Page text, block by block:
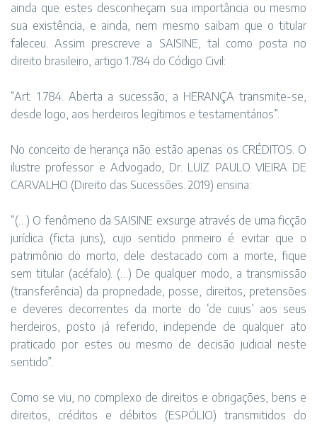
ainda que estes desconheçam sua importância ou mesmo
sua existência, e ainda, nem mesmo saibam que o titular
faleceu. Assim prescreve a SAISINE, tal como posta no
direito brasileiro, artigo 1.784 do Código Civil:
“Art. 1.784. Aberta a sucessão, a HERANÇA transmite-se,
desde logo, aos herdeiros legítimos e testamentários”.⁣
No conceito de herança não estão apenas os CRÉDITOS. O
ilustre professor e Advogado, Dr. LUIZ PAULO VIEIRA DE
CARVALHO (Direito das Sucessões. 2019) ensina:
“(…) O fenômeno da SAISINE exsurge através de uma ficção
jurídica (ficta juris), cujo sentido primeiro é evitar que o
patrimônio do morto, dele destacado com a morte, fique
sem titular (acéfalo). (…) De qualquer modo, a transmissão
(transferência) da propriedade, posse, direitos, pretensões
e deveres decorrentes da morte do ‘de cuius’ aos seus
herdeiros, posto já referido, independe de qualquer ato
praticado por estes ou mesmo de decisão judicial neste
sentido”.
Como se viu, no complexo de direitos e obrigações, bens e
direitos, créditos e débitos (ESPÓLIO) transmitidos do